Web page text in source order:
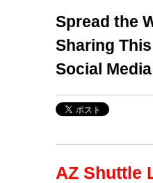
Spread the
Sharing
Social
AZ Shuttle